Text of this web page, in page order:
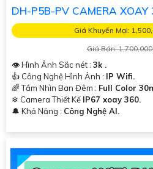
DH-P5B-PV CAMERA XOAY
Giá Khuyến Mại:
Giá Bán:
👁 Hình Ảnh Sắc nét : 3k .
👍 Công Nghệ Hình Ảnh : IP Wifi.
🌈 Tầm Nhìn Ban Đêm : Full Color
❄ Camera Thiết Kế IP67 xoay 360.
️🔔 Khả Năng : Công Nghệ AI.